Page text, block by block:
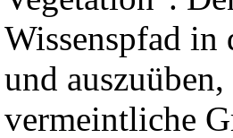
Wissenspfad in
und
vermeintliche